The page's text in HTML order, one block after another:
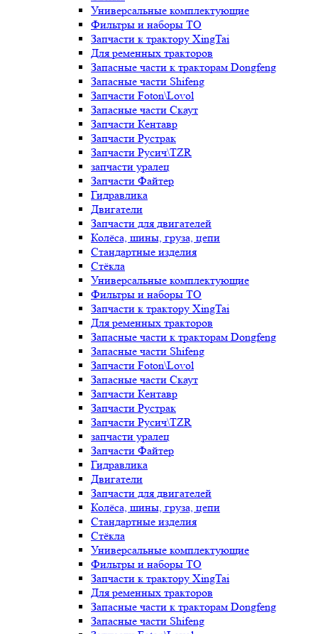
Универсальные комплектующие
Фильтры и наборы ТО
Запчасти к трактору XingTai
Для ременных тракторов
Запасные части к тракторам Dongfeng
Запасные части Shifeng
Запчасти Foton\Lovol
Запасные части Скаут
Запчасти Кентавр
Запчасти Рустрак
Запчасти Русич\TZR
запчасти уралец
Запчасти Файтер
Гидравлика
Двигатели
Запчасти для двигателей
Колёса, шины, груза, цепи
Стандартные изделия
Стёкла
Универсальные комплектующие
Фильтры и наборы ТО
Запчасти к трактору XingTai
Для ременных тракторов
Запасные части к тракторам Dongfeng
Запасные части Shifeng
Запчасти Foton\Lovol
Запасные части Скаут
Запчасти Кентавр
Запчасти Рустрак
Запчасти Русич\TZR
запчасти уралец
Запчасти Файтер
Гидравлика
Двигатели
Запчасти для двигателей
Колёса, шины, груза, цепи
Стандартные изделия
Стёкла
Универсальные комплектующие
Фильтры и наборы ТО
Запчасти к трактору XingTai
Для ременных тракторов
Запасные части к тракторам Dongfeng
Запасные части Shifeng